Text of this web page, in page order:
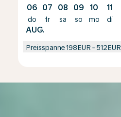
06
do
AUG.
07
fr
08
sa
09
so
10
mo
11
di
Preisspanne198EUR - 512EUR